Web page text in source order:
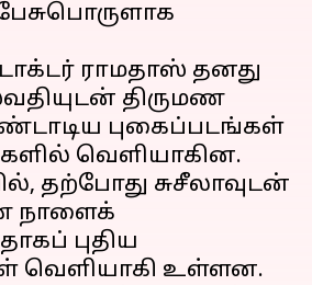
ராமதாஸ் தனது
திருமண
புகைப்படங்கள்
வெளியாகின.
தற்போது சுசீலாவுடன்
நாளைக்
புதிய
வெளியாகி உள்ளன.